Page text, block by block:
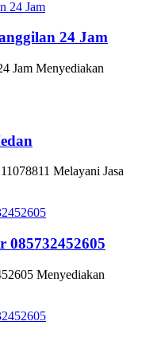
24 Jam
Jam Menyediakan
Melayani Jasa
085732452605
Menyediakan